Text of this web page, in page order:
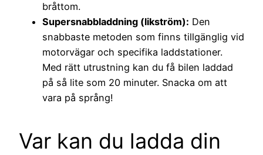
bråttom.
Supersnabbladdning (likström): Den
snabbaste metoden som finns tillgänglig vid
motorvägar och specifika laddstationer.
Med rätt utrustning kan du få bilen laddad
på så lite som 20 minuter. Snacka om att
vara på språng!
Var kan du ladda din